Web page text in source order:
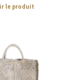
le produit